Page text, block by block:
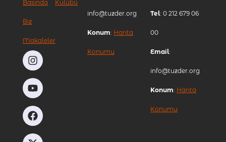
Basında
Biz
Makaleler
Kulübü
info@tuzder.org
Konum: Harita
Konumu
Tel: 0 212 679 06
00
Email:
info@tuzder.org
Konum: Harita
Konumu